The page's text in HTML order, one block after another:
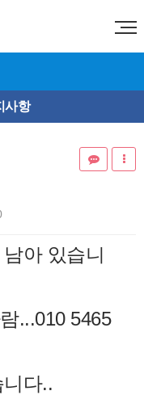
사항
아 있습니
...010 5465
다..